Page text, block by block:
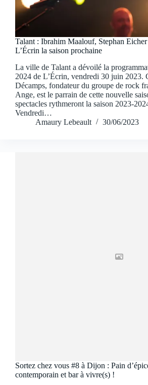
Talant : Ibrahim Maalouf, Stephan
L’Écrin la saison prochaine
La ville de Talant a dévoilé la
2024 de L’Écrin, vendredi 30 juin 2023.
Décamps, fondateur du groupe de rock
Ange, est le parrain de cette nouvelle
spectacles rythmeront la saison 2023-
Vendredi…
Amaury Lebeault
30/06/2023
Sortez chez vous #8 à Dijon : Pain
contemporain et bar à vivre(s) !